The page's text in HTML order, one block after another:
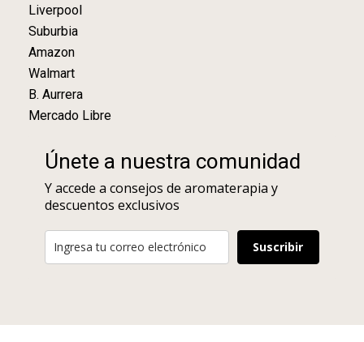
Liverpool
Suburbia
Amazon
Walmart
B. Aurrera
Mercado Libre
Únete a nuestra comunidad
Y accede a consejos de aromaterapia y
descuentos exclusivos
Suscribir